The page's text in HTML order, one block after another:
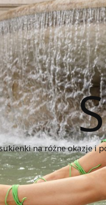
na różne okazje i